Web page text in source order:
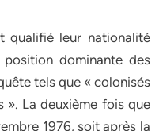
qualifié leur nationalité
dominante des
tels que « colonisés
». La deuxième fois que
1976, soit après la